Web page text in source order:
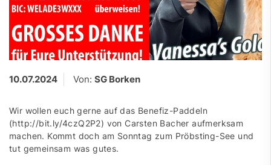
10.07.2024 Von: SG Borken
Wir wollen euch gerne auf das Benefiz-Paddeln
(http://bit.ly/4czQ2P2) von Carsten Bacher aufmerksam
machen. Kommt doch am Sonntag zum Pröbsting-See und
tut gemeinsam was gutes.